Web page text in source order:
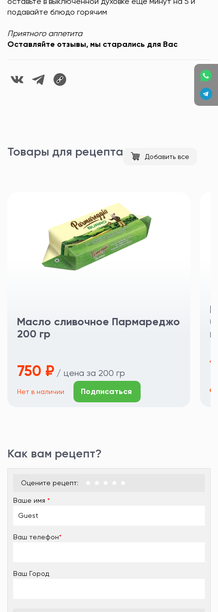
подавайте блюдо горячим
Приятного аппетита
Оставляйте отзывы, мы старались для Вас
Товары для рецепта Добавить все
Масло сливочное Пармареджо
200 гр
750 ₽ / цена за 200 гр
Нет в наличии Подписаться
Как вам рецепт?
Оцените рецепт:
Ваше имя*
Ваш телефон*
Ваш Город